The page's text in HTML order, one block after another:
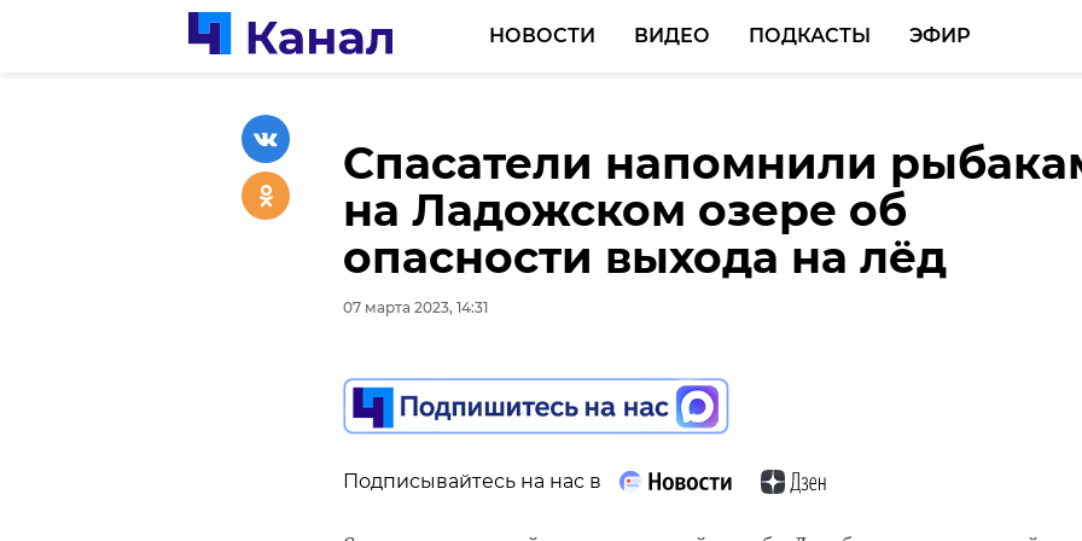
НОВОСТИ ВИДЕО ПОДКАСТЫ ЭФИР
Спасатели напомнили
на Ладожском озере об
опасности выхода на лёд
07 марта 2023, 14:31
Подписывайтесь на нас в
Госавтоинспекция поздравила
женщин-водителей в Гатчине с
грядущим 8 Марта
07 марта 2023, 14:20
Подписывайтесь на нас в
Россиянки рассказали о
необычных и неожиданных
подарках на 8 марта
07 марта 2023, 14:18
Подписывайтесь на нас в